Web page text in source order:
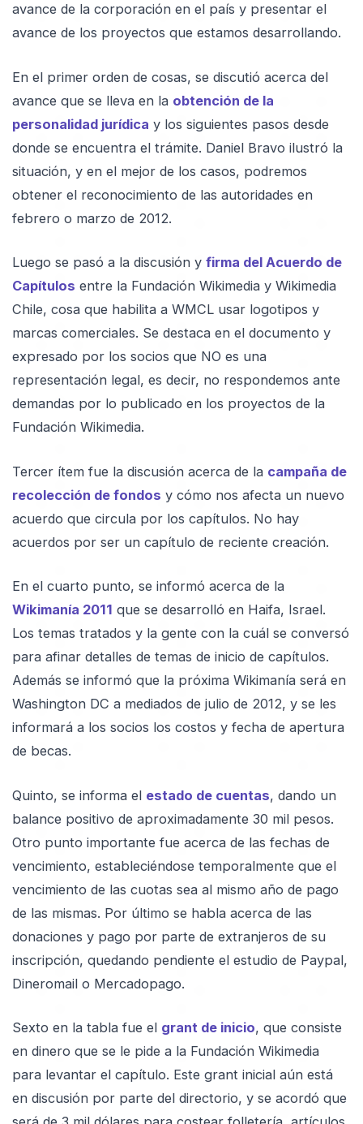
avance de la corporación en el país y presentar el
avance de los proyectos que estamos desarrollando.
En el primer orden de cosas, se discutió acerca del
avance que se lleva en la obtención de la
personalidad jurídica y los siguientes pasos desde
donde se encuentra el trámite. Daniel Bravo ilustró la
situación, y en el mejor de los casos, podremos
obtener el reconocimiento de las autoridades en
febrero o marzo de 2012.
Luego se pasó a la discusión y firma del Acuerdo de
Capítulos entre la Fundación Wikimedia y Wikimedia
Chile, cosa que habilita a WMCL usar logotipos y
marcas comerciales. Se destaca en el documento y
expresado por los socios que NO es una
representación legal, es decir, no respondemos ante
demandas por lo publicado en los proyectos de la
Fundación Wikimedia.
Tercer ítem fue la discusión acerca de la campaña de
recolección de fondos y cómo nos afecta un nuevo
acuerdo que circula por los capítulos. No hay
acuerdos por ser un capítulo de reciente creación.
En el cuarto punto, se informó acerca de la
Wikimanía 2011 que se desarrolló en Haifa, Israel.
Los temas tratados y la gente con la cuál se conversó
para afinar detalles de temas de inicio de capítulos.
Además se informó que la próxima Wikimanía será en
Washington DC a mediados de julio de 2012, y se les
informará a los socios los costos y fecha de apertura
de becas.
Quinto, se informa el estado de cuentas, dando un
balance positivo de aproximadamente 30 mil pesos.
Otro punto importante fue acerca de las fechas de
vencimiento, estableciéndose temporalmente que el
vencimiento de las cuotas sea al mismo año de pago
de las mismas. Por último se habla acerca de las
donaciones y pago por parte de extranjeros de su
inscripción, quedando pendiente el estudio de Paypal,
Dineromail o Mercadopago.
Sexto en la tabla fue el grant de inicio, que consiste
en dinero que se le pide a la Fundación Wikimedia
para levantar el capítulo. Este grant inicial aún está
en discusión por parte del directorio, y se acordó que